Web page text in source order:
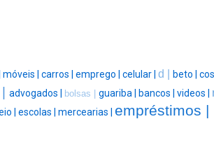
móveis | carros | emprego | celular | d | beto |
advogados | bolsas | guariba | bancos | videos |
| escolas | mercearias | empréstimos |